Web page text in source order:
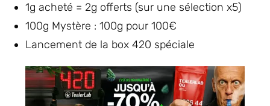
1g acheté = 2g offerts (sur une sélection x5)
100g Mystère : 100g pour 100€
Lancement de la box 420 spéciale